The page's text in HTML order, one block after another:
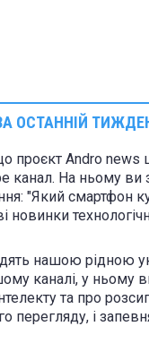
ОСТАННІЙ
проєкт Andro
канал. На ньому
"Який
новинки
нашою рідною
каналі, у ньому ви
та про
перегляду, і